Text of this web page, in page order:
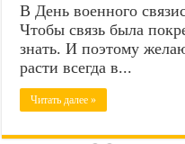
В День военного
Чтобы связь была
знать. И поэтому
расти всегда в...
Читать далее »